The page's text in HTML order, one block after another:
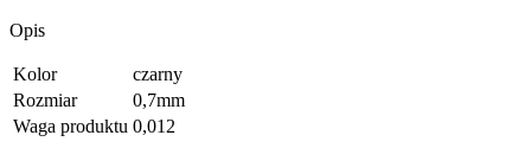
Opis
Kolor
czarny
Rozmiar
0,7mm
Waga produktu 0,012